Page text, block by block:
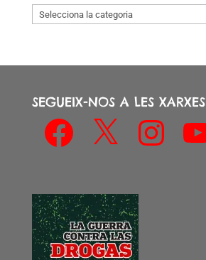
Arxiu
per
SEGUEIX-NOS A LES XARXES
Facebook Instagram